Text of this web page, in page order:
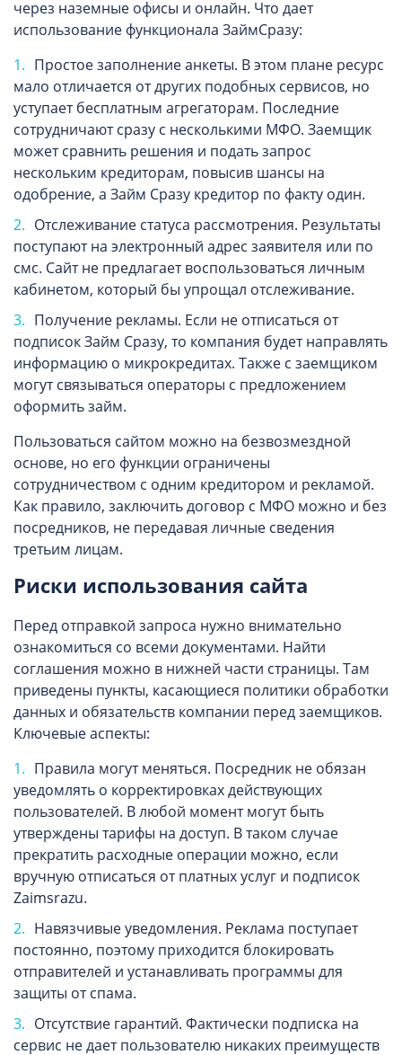
через наземные офисы и онлайн. Что дает
использование функционала ЗаймСразу:
Простое заполнение анкеты. В этом плане ресурс
мало отличается от других подобных сервисов, но
уступает бесплатным агрегаторам. Последние
сотрудничают сразу с несколькими МФО. Заемщик
может сравнить решения и подать запрос
нескольким кредиторам, повысив шансы на
одобрение, а Займ Сразу кредитор по факту один.
Отслеживание статуса рассмотрения. Результаты
поступают на электронный адрес заявителя или по
смс. Сайт не предлагает воспользоваться личным
кабинетом, который бы упрощал отслеживание.
Получение рекламы. Если не отписаться от
подписок Займ Сразу, то компания будет направлять
информацию о микрокредитах. Также с заемщиком
могут связываться операторы с предложением
оформить займ.
Пользоваться сайтом можно на безвозмездной
основе, но его функции ограничены
сотрудничеством с одним кредитором и рекламой.
Как правило, заключить договор с МФО можно и без
посредников, не передавая личные сведения
третьим лицам.
Риски использования сайта
Перед отправкой запроса нужно внимательно
ознакомиться со всеми документами. Найти
соглашения можно в нижней части страницы. Там
приведены пункты, касающиеся политики обработки
данных и обязательств компании перед заемщиков.
Ключевые аспекты:
Правила могут меняться. Посредник не обязан
уведомлять о корректировках действующих
пользователей. В любой момент могут быть
утверждены тарифы на доступ. В таком случае
прекратить расходные операции можно, если
вручную отписаться от платных услуг и подписок
Zaimsrazu.
Навязчивые уведомления. Реклама поступает
постоянно, поэтому приходится блокировать
отправителей и устанавливать программы для
защиты от спама.
Отсутствие гарантий. Фактически подписка на
сервис не дает пользователю никаких преимуществ